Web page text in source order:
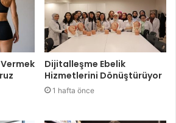
Dijitalleşme Ebelik
Hizmetlerini Dönüştürüyor
1 hafta önce